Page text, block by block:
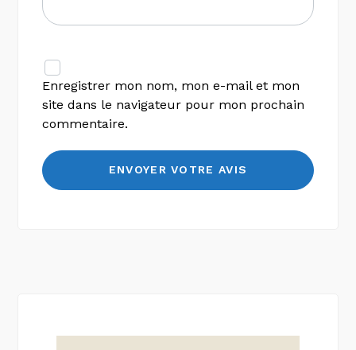
Enregistrer mon nom, mon e-mail et mon
site dans le navigateur pour mon prochain
commentaire.